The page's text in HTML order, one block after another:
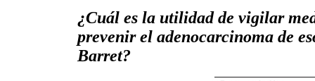
¿Cuál es la utilidad de vigilar
prevenir el adenocarcinoma de
Barret?